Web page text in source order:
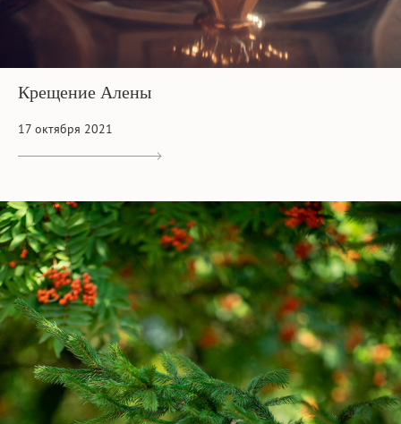
Крещение Алены
17 октября 2021